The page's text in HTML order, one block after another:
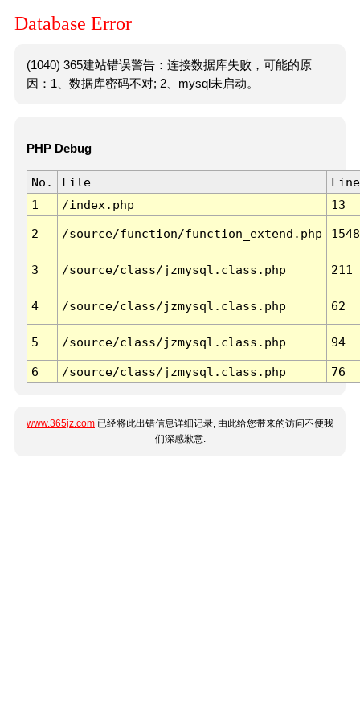
Database Error
(1040) 365建站错误警告：连接数据库失败，可能的原
因：1、数据库密码不对; 2、mysql未启动。
PHP Debug
No. File
Line
1
/index.php 13
2 /source/function/function_extend.php 1548
3 /source/class/jzmysql.class.php 211
4 /source/class/jzmysql.class.php 62
5 /source/class/jzmysql.class.php 94
6 /source/class/jzmysql.class.php 76
www.365jz.com 已经将此出错信息详细记录, 由此给您带来的访问不便我
们深感歉意.